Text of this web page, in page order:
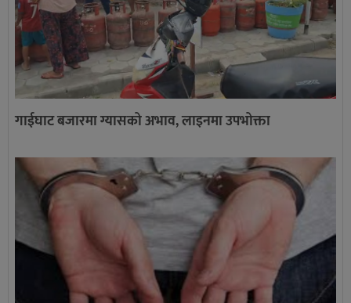
गाईघाट बजारमा ग्यासको अभाव, लाइनमा उपभोक्ता